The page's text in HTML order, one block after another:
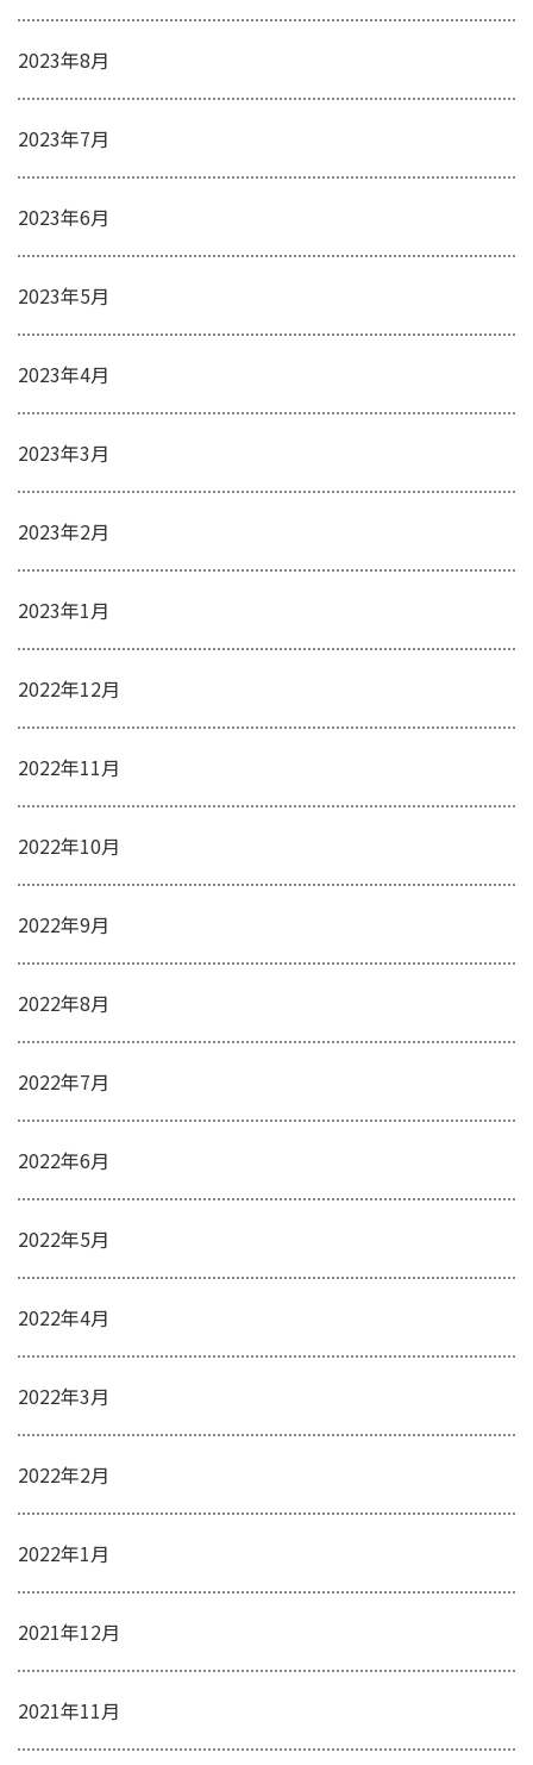
2023年8月
2023年7月
2023年6月
2023年5月
2023年4月
2023年3月
2023年2月
2023年1月
2022年12月
2022年11月
2022年10月
2022年9月
2022年8月
2022年7月
2022年6月
2022年5月
2022年4月
2022年3月
2022年2月
2022年1月
2021年12月
2021年11月